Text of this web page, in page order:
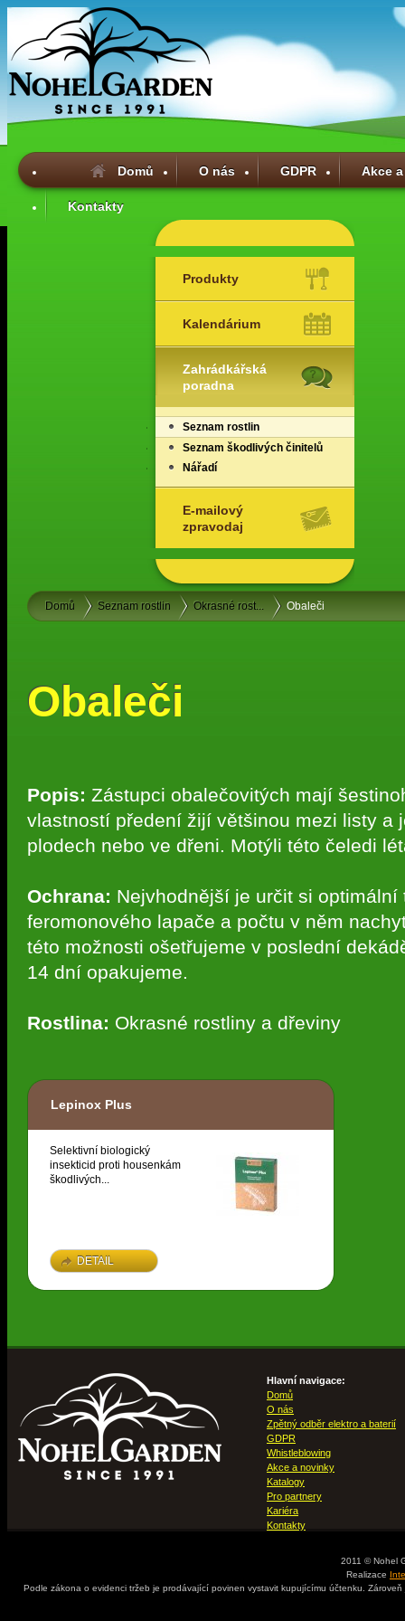
Domů O nás GDPR Akce
Kontakty
Produkty
Kalendárium
Zahrádkářská
poradna
Seznam rostlin
Seznam škodlivých činitelů
Nářadí
E-mailový
zpravodaj
Domů Seznam rostlin Okrasné rost... Obaleči
Obaleči
Popis: Zástupci obalečovitých mají
vlastností předení žijí většinou mezi listy a
plodech nebo ve dřeni. Motýli této čeledi
Ochrana: Nejvhodnější je určit si
feromonového lapače a počtu v něm
této možnosti ošetřujeme v poslední
14 dní opakujeme.
Rostlina: Okrasné rostliny a dřeviny
Lepinox Plus
Selektivní biologický
insekticid proti housenkám
škodlivých...
DETAIL
Hlavní navigace:
Domů
O nás
Zpětný odběr elektro a baterií
GDPR
Whistleblowing
Akce a novinky
Katalogy
Pro partnery
Kariéra
Kontakty
2011 © Nohel
Realizace
Podle zákona o evidenci tržeb je prodávající povinen vystavit kupujícímu účtenku.